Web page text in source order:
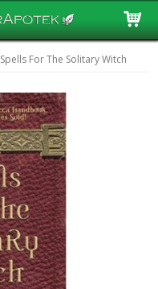
Spells For The Solitary Witch